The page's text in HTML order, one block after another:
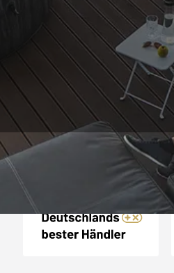
Trusted Shops
4,71/ 5
6.886 Bewertungen
Auszeichnungen